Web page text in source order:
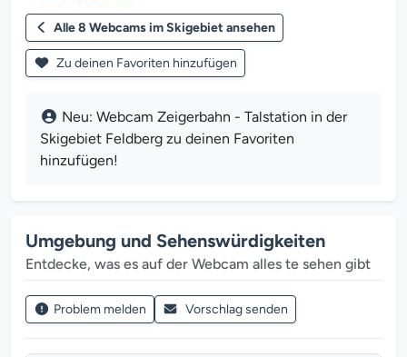
Alle 8 Webcams im Skigebiet ansehen
Zu deinen Favoriten hinzufügen
Neu: Webcam Zeigerbahn - Talstation in der
Skigebiet Feldberg zu deinen Favoriten
hinzufügen!
Umgebung und Sehenswürdigkeiten
Entdecke, was es auf der Webcam alles te sehen gibt
Problem melden Vorschlag senden